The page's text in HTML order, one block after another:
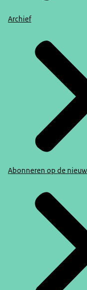
Archief
Abonneren op de